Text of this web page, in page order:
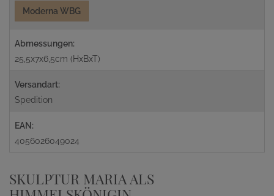
Moderna WBG
Abmessungen:
25,5x7x6,5cm (HxBxT)
Versandart:
Spedition
EAN:
4056026049024
SKULPTUR MARIA ALS